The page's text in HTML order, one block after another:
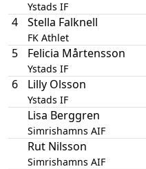
Ystads IF
4 Stella Falknell
FK Athlet
5 Felicia Mårtensson
Ystads IF
6 Lilly Olsson
Ystads IF
Lisa Berggren
Simrishamns AIF
Rut Nilsson
Simrishamns AIF